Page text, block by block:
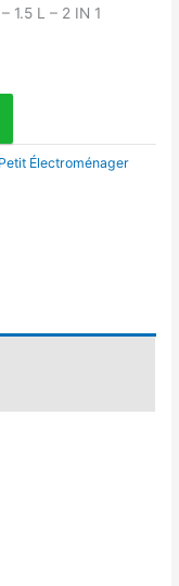
1.5 L – 2 IN 1
Petit Électroménager